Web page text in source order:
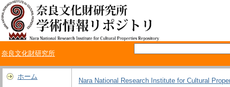
奈良文化財研究所
ホーム
Nara National Research Institute for Cultural